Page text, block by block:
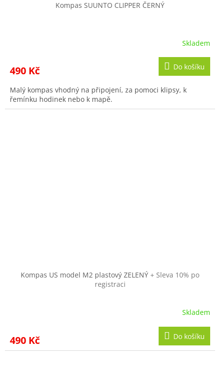
Kompas SUUNTO CLIPPER ČERNÝ
Skladem
490 Kč Do košíku
Malý kompas vhodný na připojení, za pomoci klipsy, k
řemínku hodinek nebo k mapě.
Kompas US model M2 plastový ZELENÝ + Sleva 10% po
registraci
Skladem
490 Kč Do košíku